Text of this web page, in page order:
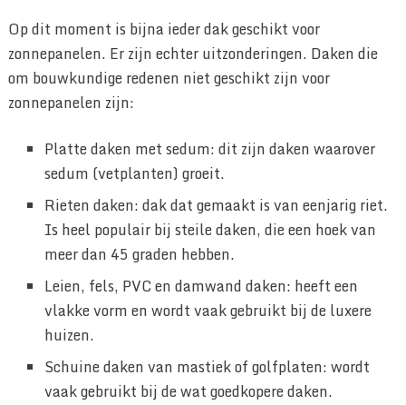
Op dit moment is bijna ieder dak geschikt voor
zonnepanelen. Er zijn echter uitzonderingen. Daken die
om bouwkundige redenen niet geschikt zijn voor
zonnepanelen zijn:
Platte daken met sedum: dit zijn daken waarover
sedum (vetplanten) groeit.
Rieten daken: dak dat gemaakt is van eenjarig riet.
Is heel populair bij steile daken, die een hoek van
meer dan 45 graden hebben.
Leien, fels, PVC en damwand daken: heeft een
vlakke vorm en wordt vaak gebruikt bij de luxere
huizen.
Schuine daken van mastiek of golfplaten: wordt
vaak gebruikt bij de wat goedkopere daken.